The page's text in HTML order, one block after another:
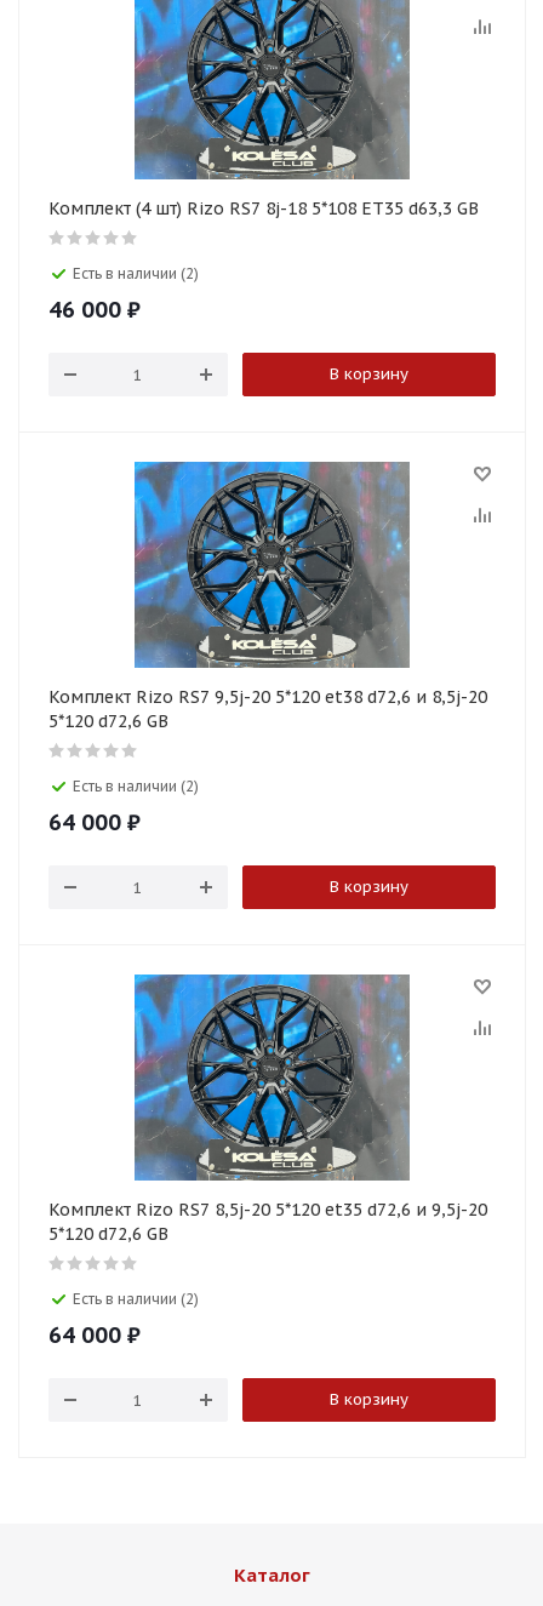
Комплект (4 шт) Rizo RS7 8j-18 5*108 ET35 d63,3 GB
Есть в наличии (2)
46 000 ₽
В корзину
Комплект Rizo RS7 9,5j-20 5*120 et38 d72,6 и 8,5j-20
5*120 d72,6 GB
Есть в наличии (2)
64 000 ₽
В корзину
Комплект Rizo RS7 8,5j-20 5*120 et35 d72,6 и 9,5j-20
5*120 d72,6 GB
Есть в наличии (2)
64 000 ₽
В корзину
Каталог